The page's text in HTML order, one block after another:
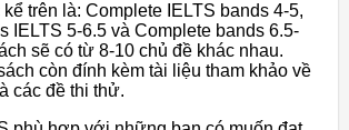
trên là: Complete IELTS bands 4-5,
IELTS 5-6.5 và Complete bands 6.5-
sẽ có từ 8-10 chủ đề khác nhau.
còn đính kèm tài liệu tham khảo về
các đề thi thử.